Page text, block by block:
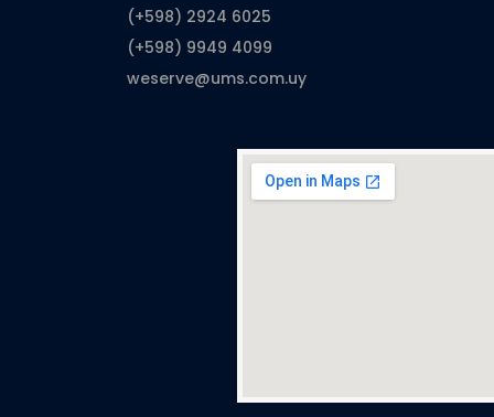
(+598) 2924 6025
(+598) 9949 4099
weserve@ums.com.uy